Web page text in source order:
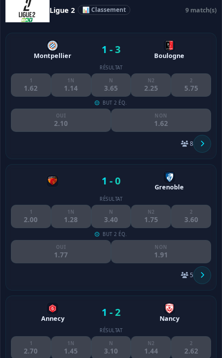
Ligue 2 📊 Classement 9 match(s)
Montpellier 1 - 3 Boulogne
RÉSULTAT
1
1.62
1N
1.14
N
3.65
N2
2.25
2
5.75
BUT 2 ÉQ.
OUI
2.10
NON
1.62
8
1 - 0 Grenoble
RÉSULTAT
1
2.00
1N
1.28
N
3.40
N2
1.75
2
3.60
BUT 2 ÉQ.
OUI
1.77
NON
1.91
5
Annecy 1 - 2 Nancy
RÉSULTAT
1
2.70
1N
1.45
N
3.10
N2
1.44
2
2.62